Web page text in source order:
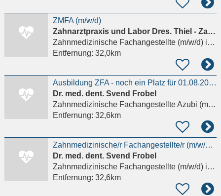
ZMFA (m/w/d)
Zahnarztpraxis und Labor Dres. Thiel - Zahnärzte am Königsplatz
Zahnmedizinische Fachangestellte (m/w/d)in Kassel, Mitte
Entfernung: 32,0km
Ausbildung ZFA - noch ein Platz für 01.08.2026! Auch für Wechsler des Ausbildungsbetriebes
Dr. med. dent. Svend Frobel
Zahnmedizinische Fachangestellte Azubi (m/w/d)
Entfernung: 32,6km
Zahnmedizinische/r Fachangestellte/r (m/w/d) in Teilzeit
Dr. med. dent. Svend Frobel
Zahnmedizinische Fachangestellte (m/w/d)in Kassel, Mitte
Entfernung: 32,6km